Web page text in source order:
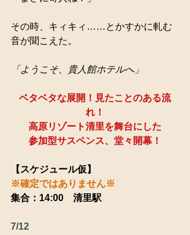
その時、キィキィ……とかすかに軋む
音が聞こえた。
「ようこそ、貴人館ホテルへ」
ベタベタな展開！見たことのある流
れ！
高原リゾート清里を舞台にした
参加型サスペンス、堂々開幕！
【スケジュール仮】
※確定ではありません※
集合：14:00　清里駅
7/12